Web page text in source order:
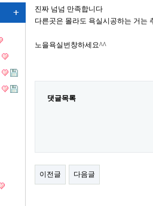
진짜 넘넘 만족합니다
다른곳은 몰라도 욕실시공하는 거는
노을욕실번창하세요^^
댓글목록
이전글 다음글